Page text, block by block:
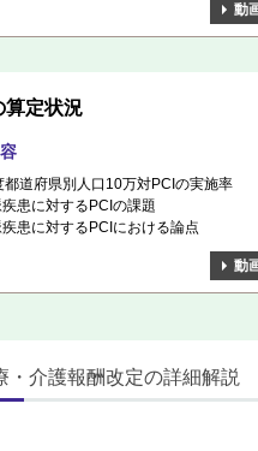
動
算定状況
都道府県別人口10万対PCIの実施率
患に対するPCIの課題
患に対するPCIにおける論点
動
・介護報酬改定の詳細解説